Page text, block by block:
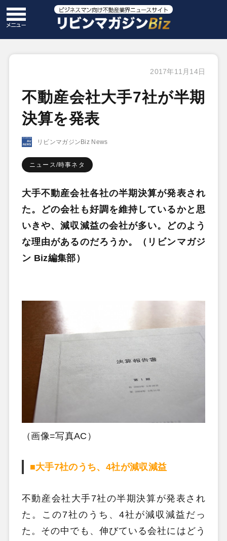
2017年11月14日
不動産会社大手7社が半期
決算を発表
リビンマガジンBiz News
ニュース/時事ネタ
大手不動産会社各社の半期決算が発表され
た。どの会社も好調を維持しているかと思
いきや、減収減益の会社が多い。どのよう
な理由があるのだろうか。（リビンマガジ
ン Biz編集部）
（画像=写真AC）
■大手7社のうち、4社が減収減益
不動産会社大手7社の半期決算が発表され
た。この7社のうち、4社が減収減益だっ
た。その中でも、伸びている会社にはどう